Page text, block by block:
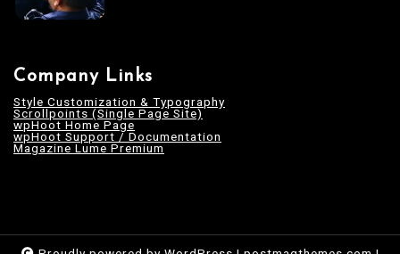
Company Links
Style Customization & Typography
Scrollpoints (Single Page Site)
wpHoot Home Page
wpHoot Support / Documentation
Magazine Lume Premium